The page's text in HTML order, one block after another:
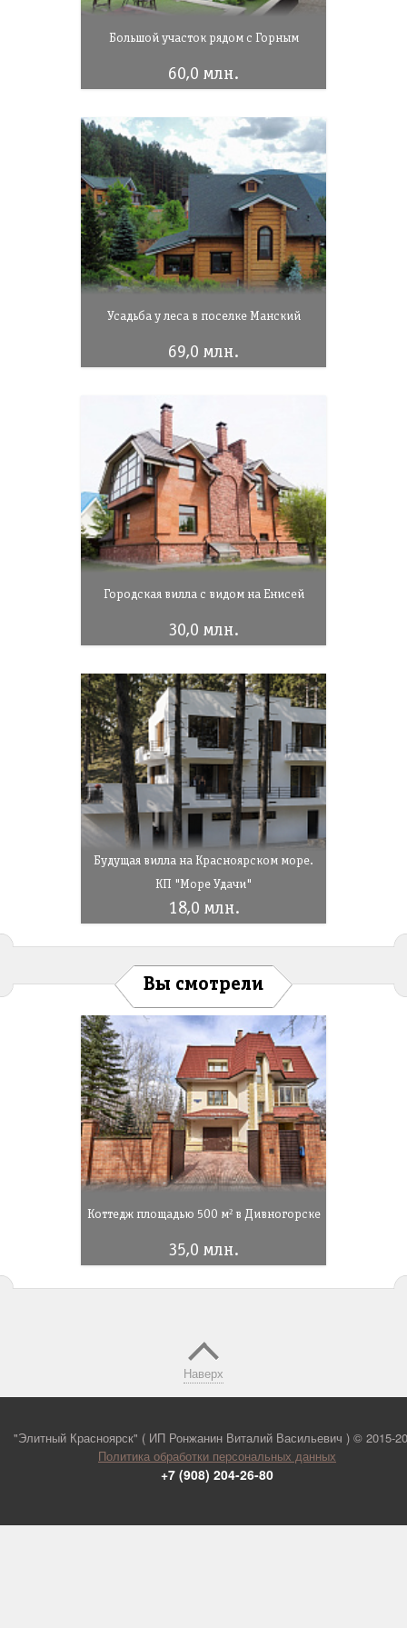
Большой участок рядом с Горным
60,0 млн.
Усадьба у леса в поселке Манский
69,0 млн.
Городская вилла с видом на Енисей
30,0 млн.
Будущая вилла на Красноярском море.
КП "Море Удачи"
18,0 млн.
Вы смотрели
Коттедж площадью 500 м² в Дивногорске
35,0 млн.
Наверх
"Элитный Красноярск" ( ИП Ронжанин Виталий Васильевич ) © 2015-
Политика обработки персональных данных
+7 (908) 204-26-80